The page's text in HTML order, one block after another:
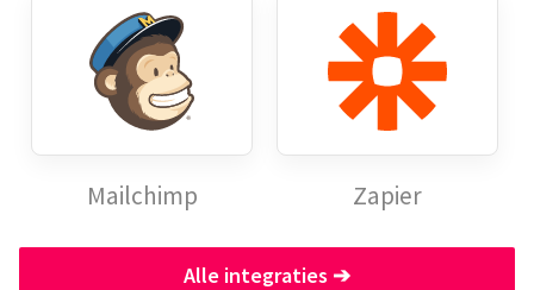
Mailchimp Zapier
Alle integraties ➔